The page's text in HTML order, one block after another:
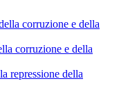
corruzione e della
corruzione e della
repressione della